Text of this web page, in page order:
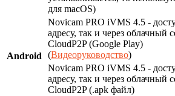
для macOS)
Android
Novicam PRO iVMS 4.5 -
адресу, так и через облачный
CloudP2P (Google Play)
(Видеоруководство)
Novicam PRO iVMS 4.5 -
адресу, так и через облачный
CloudP2P (.apk файл)